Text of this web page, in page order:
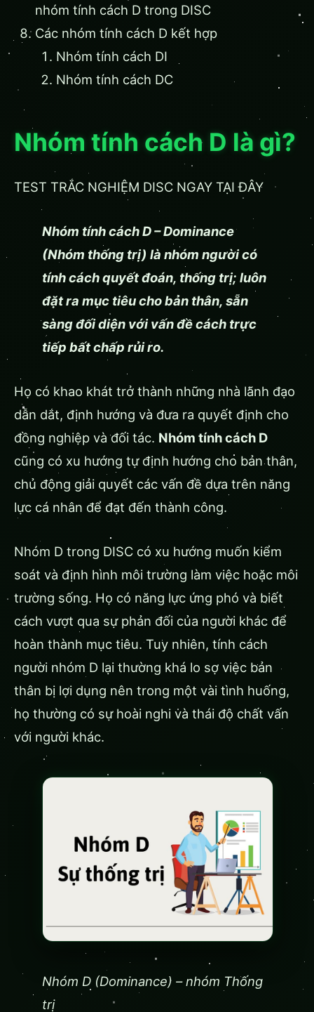
nhóm tính cách D trong DISC
Các nhóm tính cách D kết hợp
Nhóm tính cách DI
Nhóm tính cách DC
Nhóm tính cách D là gì?
TEST TRẮC NGHIỆM DISC NGAY TẠI ĐÂY
Nhóm tính cách D – Dominance
(Nhóm thống trị) là nhóm người có
tính cách quyết đoán, thống trị; luôn
đặt ra mục tiêu cho bản thân, sẵn
sàng đối diện với vấn đề cách trực
tiếp bất chấp rủi ro.
Họ có khao khát trở thành những nhà lãnh đạo
dẫn dắt, định hướng và đưa ra quyết định cho
đồng nghiệp và đối tác. Nhóm tính cách D
cũng có xu hướng tự định hướng cho bản thân,
chủ động giải quyết các vấn đề dựa trên năng
lực cá nhân để đạt đến thành công.
Nhóm D trong DISC có xu hướng muốn kiểm
soát và định hình môi trường làm việc hoặc môi
trường sống. Họ có năng lực ứng phó và biết
cách vượt qua sự phản đối của người khác để
hoàn thành mục tiêu. Tuy nhiên, tính cách
người nhóm D lại thường khá lo sợ việc bản
thân bị lợi dụng nên trong một vài tình huống,
họ thường có sự hoài nghi và thái độ chất vấn
với người khác.
Nhóm D (Dominance) – nhóm Thống
trị